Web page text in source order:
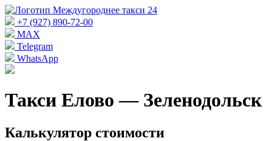
+7 (927) 890-72-00
MAX
Telegram
WhatsApp
Такси Елово — Зеленодольск
Калькулятор стоимости